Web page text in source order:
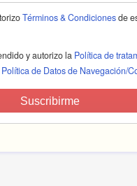
Términos & Condicionesde
y autorizo la Política de
Política de Datos de Navegación/
Suscribirme